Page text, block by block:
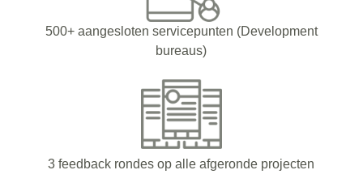
500+ aangesloten servicepunten (Development
bureaus)
3 feedback rondes op alle afgeronde projecten